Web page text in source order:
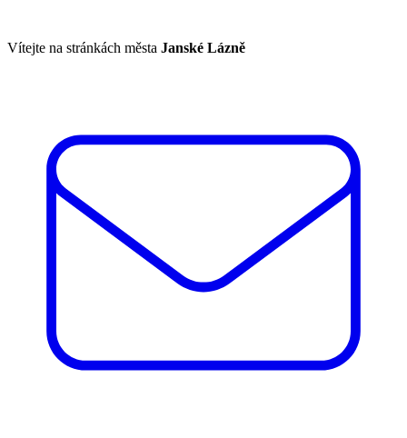
Vítejte na stránkách města Janské Lázně